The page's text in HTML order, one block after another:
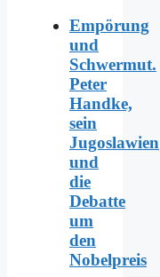
Empörung
und
Schwermut.
Peter
Handke,
sein
Jugoslawien
und
die
Debatte
um
den
Nobelpreis